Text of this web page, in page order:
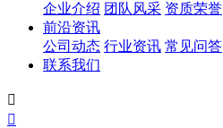
企业介绍 团队风采 资质荣誉
前沿资讯
公司动态 行业资讯 常见问答
联系我们

